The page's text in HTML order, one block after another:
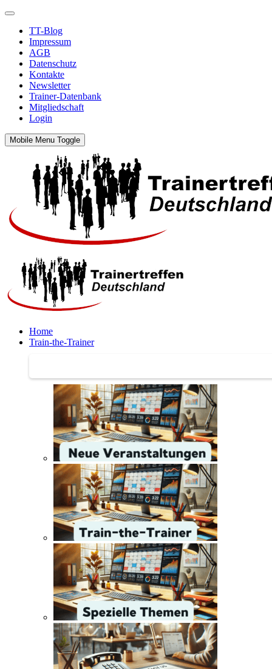
TT-Blog
Impressum
AGB
Datenschutz
Kontakte
Newsletter
Trainer-Datenbank
Mitgliedschaft
Login
Mobile Menu Toggle
Home
Train-the-Trainer